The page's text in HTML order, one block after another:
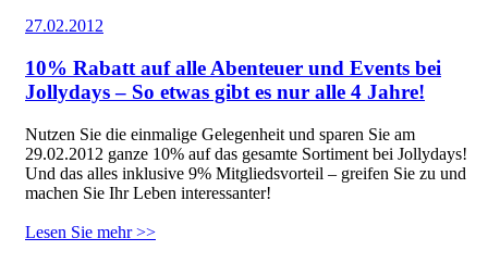
27.02.2012
10% Rabatt auf alle Abenteuer und Events bei
Jollydays – So etwas gibt es nur alle 4 Jahre!
Nutzen Sie die einmalige Gelegenheit und sparen Sie am
29.02.2012 ganze 10% auf das gesamte Sortiment bei Jollydays!
Und das alles inklusive 9% Mitgliedsvorteil – greifen Sie zu und
machen Sie Ihr Leben interessanter!
Lesen Sie mehr >>